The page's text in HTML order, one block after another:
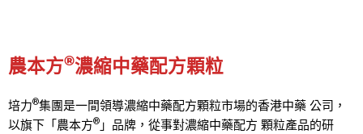
農本方®濃縮中藥配方顆粒
培力®集團是一間領導濃縮中藥配方顆粒市場的香港中藥 公司，
以旗下「農本方® 」品牌，從事對濃縮中藥配方 顆粒產品的研